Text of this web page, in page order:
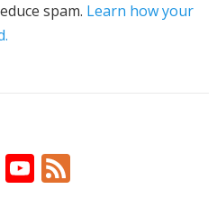
spam. Learn how your
Y F